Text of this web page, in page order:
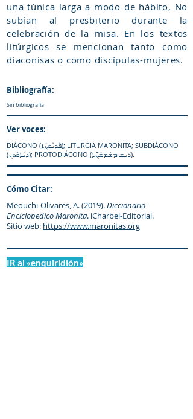
una túnica larga a modo de hábito, No
subían al presbiterio durante la
celebración de la misa. En los textos
litúrgicos se mencionan tanto como
diaconisas o como discípulas-mujeres.
Bibliografía:
Sin bibliografía
Ver voces:
DIÁCONO (ܦܰܕܝܰܩܢܳܐ); LITURGIA MARONITA; SUBDIÁCONO
(ܕܝܳܐܩܽܘܢ); PROTODIÁCONO (ܪܺܝܫ ܡܫܰܡܫܳ̈ܢܶܐ).
Cómo Citar:
Meouchi-Olivares, A. (2019).Diccionario
Enciclopedico Maronita. iCharbel-Editorial.
Sitio web: https://www.maronitas.org
IR al «enquiridión»